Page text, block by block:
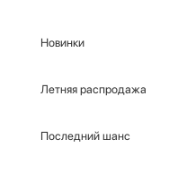
Новинки
Летняя распродажа
Последний шанс